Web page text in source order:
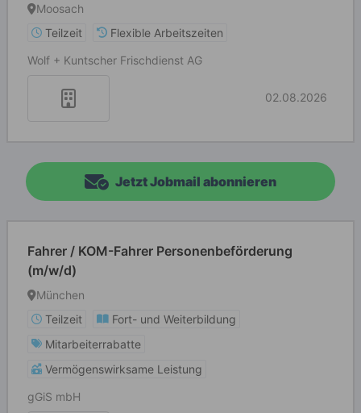
Moosach
Teilzeit
Flexible Arbeitszeiten
Wolf + Kuntscher Frischdienst AG
02.08.2026
Jetzt Jobmail abonnieren
Fahrer / KOM-Fahrer Personenbeförderung
(m/w/d)
München
Teilzeit
Fort- und Weiterbildung
Mitarbeiterrabatte
Vermögenswirksame Leistung
gGiS mbH